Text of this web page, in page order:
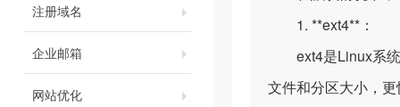
注册域名
企业邮箱
网站优化
1. **ext4**：
ext4是Linux系统
文件和分区大小，